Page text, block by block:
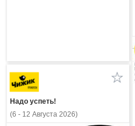
Надо успеть!
(6 - 12 Августа 2026)